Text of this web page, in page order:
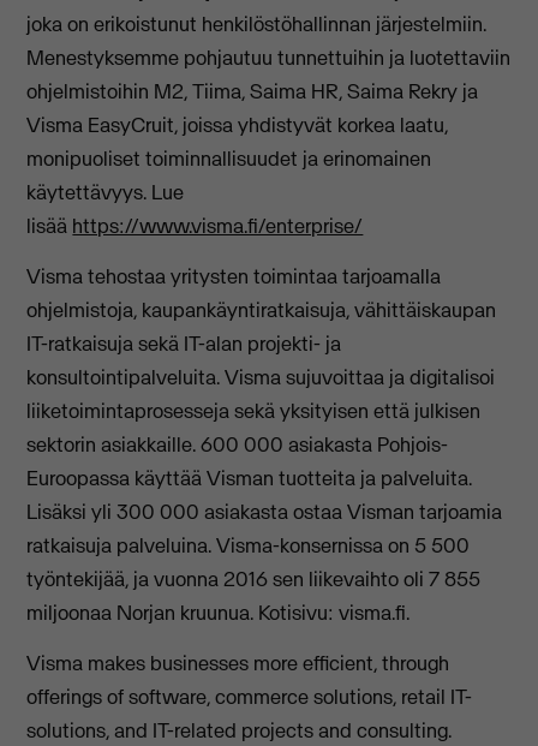
joka on erikoistunut henkilöstöhallinnan järjestelmiin.
Menestyksemme pohjautuu tunnettuihin ja luotettaviin
ohjelmistoihin M2, Tiima, Saima HR, Saima Rekry ja
Visma EasyCruit, joissa yhdistyvät korkea laatu,
monipuoliset toiminnallisuudet ja erinomainen
käytettävyys. Lue
lisää https://www.visma.fi/enterprise/
Visma tehostaa yritysten toimintaa tarjoamalla
ohjelmistoja, kaupankäyntiratkaisuja, vähittäiskaupan
IT-ratkaisuja sekä IT-alan projekti- ja
konsultointipalveluita. Visma sujuvoittaa ja digitalisoi
liiketoimintaprosesseja sekä yksityisen että julkisen
sektorin asiakkaille. 600 000 asiakasta Pohjois-
Euroopassa käyttää Visman tuotteita ja palveluita.
Lisäksi yli 300 000 asiakasta ostaa Visman tarjoamia
ratkaisuja palveluina. Visma-konsernissa on 5 500
työntekijää, ja vuonna 2016 sen liikevaihto oli 7 855
miljoonaa Norjan kruunua. Kotisivu: visma.fi.
Visma makes businesses more efficient, through
offerings of software, commerce solutions, retail IT-
solutions, and IT-related projects and consulting.